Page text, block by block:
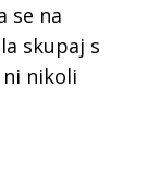
se na
skupaj s
nikoli